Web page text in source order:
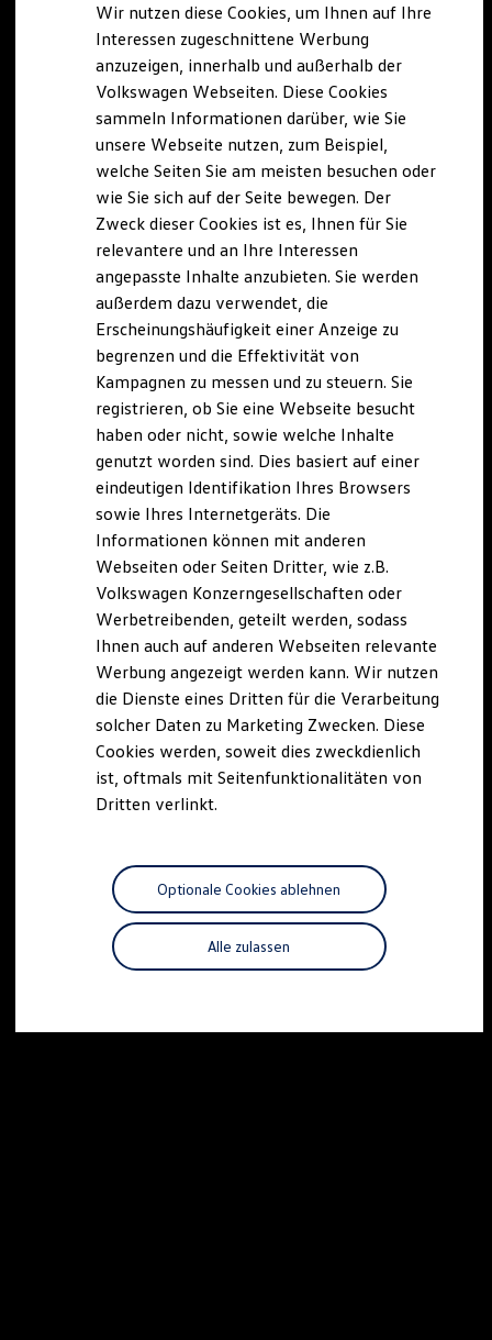
Laden unterwegs
Laden Zuhause
Ladestationen finden
Ladezeitensimulator
Batterie
Sicherheit
Nachhaltigkeit
Technologie
Kosten und Kauf
Kaufoptionen
E-Auto-Förderung
Software und Konnektivität
Die ID. Software 6
ID. Software Versionen und Updates
Digitale Extras
Schnittstellen zu Ihrem ID.
Hybridautos
Marke und Erlebnis
Volkswagen R und R Experience
R-Modelle
R Experience
Driving Experience
Volkswagen entdecken
Werkbesichtigung
Lifestyle Shop
T-Roc Kollektion
Golf Kollektion
ID. Kollektion
Volkswagen Kollektion
R-Kollektion
GTI Kollektion
Fußball Drop
we drive football
#wedriveproud
Besitzer und Service
Software Updates
Service und Ersatzteile
Motorenöl und Flüssigkeiten
Räder und Reifen
Pannen- und Unfallhilfe
Economy Service
Volkswagen Teile
Zubehör
Wir nutzen diese Cookies, um Ihnen auf Ihre
Interessen zugeschnittene Werbung
anzuzeigen, innerhalb und außerhalb der
Volkswagen Webseiten. Diese Cookies
sammeln Informationen darüber, wie Sie
unsere Webseite nutzen, zum Beispiel,
welche Seiten Sie am meisten besuchen oder
wie Sie sich auf der Seite bewegen. Der
Zweck dieser Cookies ist es, Ihnen für Sie
relevantere und an Ihre Interessen
angepasste Inhalte anzubieten. Sie werden
außerdem dazu verwendet, die
Erscheinungshäufigkeit einer Anzeige zu
begrenzen und die Effektivität von
Kampagnen zu messen und zu steuern. Sie
registrieren, ob Sie eine Webseite besucht
haben oder nicht, sowie welche Inhalte
genutzt worden sind. Dies basiert auf einer
eindeutigen Identifikation Ihres Browsers
sowie Ihres Internetgeräts. Die
Informationen können mit anderen
Webseiten oder Seiten Dritter, wie z.B.
Volkswagen Konzerngesellschaften oder
Werbetreibenden, geteilt werden, sodass
Ihnen auch auf anderen Webseiten relevante
Werbung angezeigt werden kann. Wir nutzen
die Dienste eines Dritten für die Verarbeitung
solcher Daten zu Marketing Zwecken. Diese
Cookies werden, soweit dies zweckdienlich
ist, oftmals mit Seitenfunktionalitäten von
Dritten verlinkt.
Alle zulassen
Optionale Cookies ablehnen